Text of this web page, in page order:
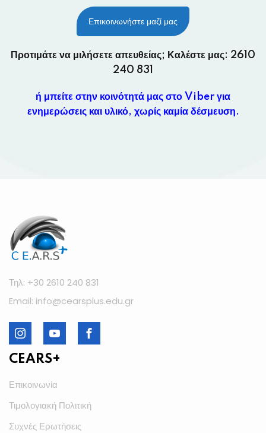
Επικοινωνήστε μαζί μας
Προτιμάτε να μιλήσετε απευθείας; Καλέστε μας: 2610
240 831
ή μπείτε στην κοινότητά μας στο Viber για
ενημερώσεις και υλικό, χωρίς καμία δέσμευση.
Τηλ: +30 2610 240 831
Email: info@cearsplus.edu.gr
CEARS+
Επικοινωνία
Τιμολογιακή Πολιτική
Συχνές Ερωτήσεις